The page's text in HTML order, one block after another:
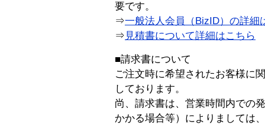
要です。
⇒一般法人会員（BizID）の詳細
⇒ 見積書について詳細はこちら
■請求書について
ご注文時に希望されたお客様に
しております。
尚、請求書は、営業時間内での
かかる場合等）によりましては